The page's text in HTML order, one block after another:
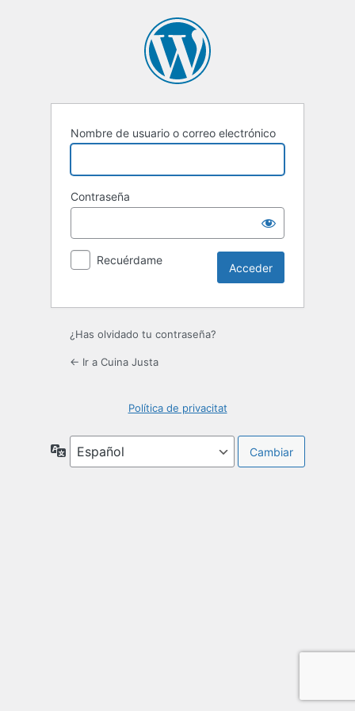
Nombre de usuario o correo electrónico
Contraseña
Recuérdame
¿Has olvidado tu contraseña?
← Ir a Cuina Justa
Política de privacitat
Idioma